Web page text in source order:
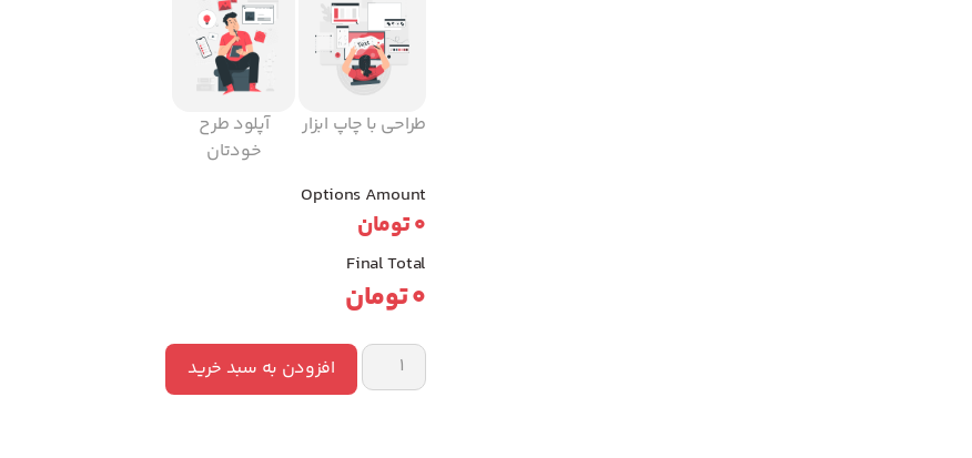
طراحی با چاپ ابزار
آپلود طرح
خودتان
Options Amount
0تومان
Final Total
0تومان
افزودن به سبد خرید